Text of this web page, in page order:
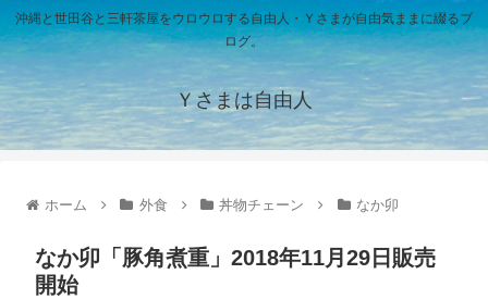
沖縄と世田谷と三軒茶屋をウロウロする自由人・Ｙさまが自由気ままに綴るブ
ログ。
Ｙさまは自由人
ホーム 外食 丼物チェーン なか卯
なか卯「豚角煮重」2018年11月29日販売
開始